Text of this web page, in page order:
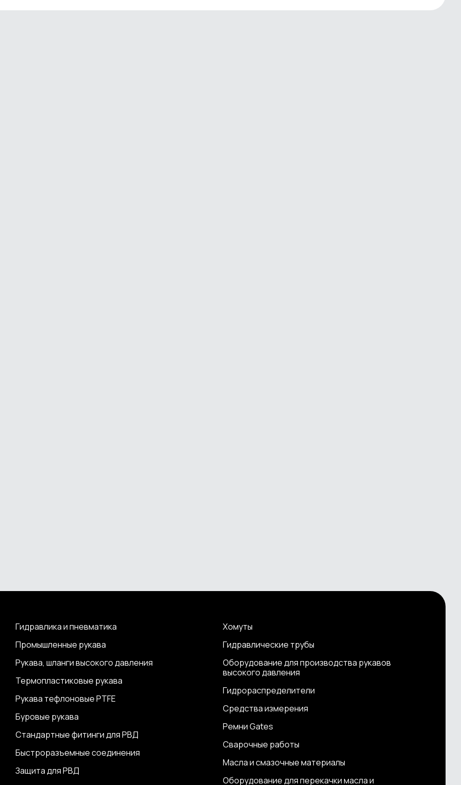
Гидравлика и пневматика
Промышленные рукава
Рукава, шланги высокого давления
Термопластиковые рукава
Рукава тефлоновые PTFE
Буровые рукава
Стандартные фитинги для РВД
Быстроразъемные соединения
Защита для РВД
Хомуты
Гидравлические трубы
Оборудование для производства рукавов
высокого давления
Гидрораспределители
Средства измерения
Ремни Gates
Сварочные работы
Масла и смазочные материалы
Оборудование для перекачки масла и